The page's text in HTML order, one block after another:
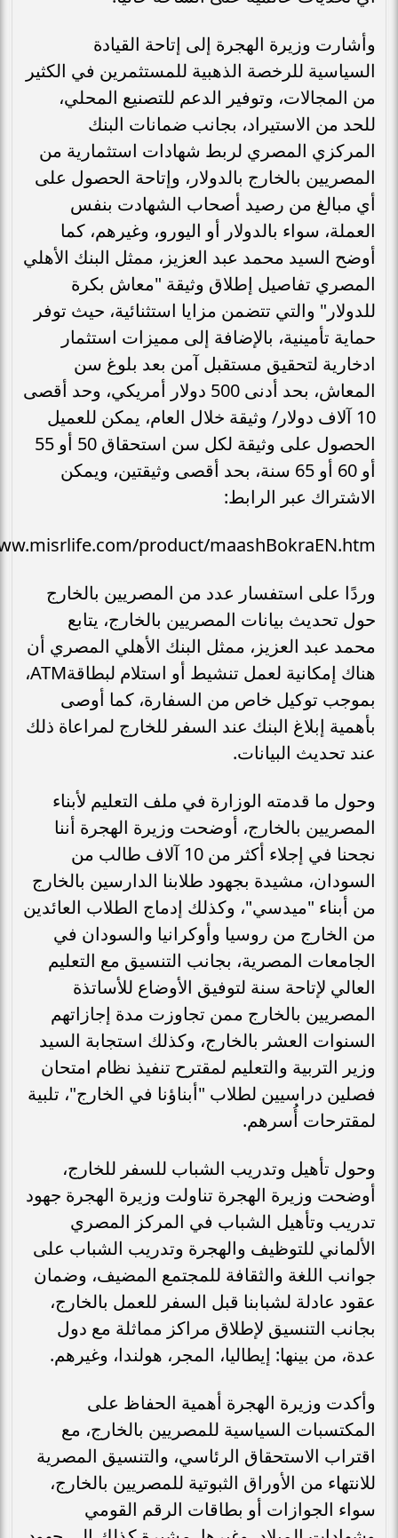
وأشارت وزيرة الهجرة إلى إتاحة القيادة
السياسية للرخصة الذهبية للمستثمرين في الكثير
من المجالات، وتوفير الدعم للتصنيع المحلي،
للحد من الاستيراد، بجانب ضمانات البنك
المركزي المصري لربط شهادات استثمارية من
المصريين بالخارج بالدولار، وإتاحة الحصول على
أي مبالغ من رصيد أصحاب الشهادت بنفس
العملة، سواء بالدولار أو اليورو، وغيرهم، كما
أوضح السيد محمد عبد العزيز، ممثل البنك الأهلي
المصري تفاصيل إطلاق وثيقة "معاش بكرة
للدولار" والتي تتضمن مزايا استثنائية، حيث توفر
حماية تأمينية، بالإضافة إلى مميزات استثمار
ادخارية لتحقيق مستقبل آمن بعد بلوغ سن
المعاش، بحد أدنى 500 دولار أمريكي، وحد أقصى
10 آلاف دولار/ وثيقة خلال العام، يمكن للعميل
الحصول على وثيقة لكل سن استحقاق 50 أو 55
أو 60 أو 65 سنة، بحد أقصى وثيقتين، ويمكن
الاشتراك عبر الرابط:
product/maashBokraEN.htm
وردًا على استفسار عدد من المصريين بالخارج
حول تحديث بيانات المصريين بالخارج، يتابع
محمد عبد العزيز، ممثل البنك الأهلي المصري أن
هناك إمكانية لعمل تنشيط أو استلام لبطاقةATM،
بموجب توكيل خاص من السفارة، كما أوصى
بأهمية إبلاغ البنك عند السفر للخارج لمراعاة ذلك
عند تحديث البيانات.
وحول ما قدمته الوزارة في ملف التعليم لأبناء
المصريين بالخارج، أوضحت وزيرة الهجرة أننا
نجحنا في إجلاء أكثر من 10 آلاف طالب من
السودان، مشيدة بجهود طلابنا الدارسين بالخارج
من أبناء "ميدسي"، وكذلك إدماج الطلاب العائدين
من الخارج من روسيا وأوكرانيا والسودان في
الجامعات المصرية، بجانب التنسيق مع التعليم
العالي لإتاحة سنة لتوفيق الأوضاع للأساتذة
المصريين بالخارج ممن تجاوزت مدة إجازاتهم
السنوات العشر بالخارج، وكذلك استجابة السيد
وزير التربية والتعليم لمقترح تنفيذ نظام امتحان
فصلين دراسيين لطلاب "أبناؤنا في الخارج"، تلبية
لمقترحات أُسرهم.
وحول تأهيل وتدريب الشباب للسفر للخارج،
أوضحت وزيرة الهجرة تناولت وزيرة الهجرة جهود
تدريب وتأهيل الشباب في المركز المصري
الألماني للتوظيف والهجرة وتدريب الشباب على
جوانب اللغة والثقافة للمجتمع المضيف، وضمان
عقود عادلة لشبابنا قبل السفر للعمل بالخارج،
بجانب التنسيق لإطلاق مراكز مماثلة مع دول
عدة، من بينها: إيطاليا، المجر، هولندا، وغيرهم.
وأكدت وزيرة الهجرة أهمية الحفاظ على
المكتسبات السياسية للمصريين بالخارج، مع
اقتراب الاستحقاق الرئاسي، والتنسيق المصرية
للانتهاء من الأوراق الثبوتية للمصريين بالخارج،
سواء الجوازات أو بطاقات الرقم القومي